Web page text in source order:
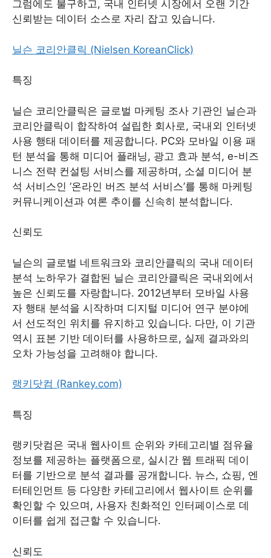
그럼에도 불구하고, 국내 인터넷 시장에서 오랜 기간
신뢰받는 데이터 소스로 자리 잡고 있습니다.
닐슨 코리안클릭 (Nielsen KoreanClick)
특징
닐슨 코리안클릭은 글로벌 마케팅 조사 기관인 닐슨과
코리안클릭이 합작하여 설립한 회사로, 국내외 인터넷
사용 행태 데이터를 제공합니다. PC와 모바일 이용 패
턴 분석을 통해 미디어 플래닝, 광고 효과 분석, e-비즈
니스 전략 컨설팅 서비스를 제공하며, 소셜 미디어 분
석 서비스인 ‘온라인 버즈 분석 서비스’를 통해 마케팅
커뮤니케이션과 여론 추이를 신속히 분석합니다.
신뢰도
닐슨의 글로벌 네트워크와 코리안클릭의 국내 데이터
분석 노하우가 결합된 닐슨 코리안클릭은 국내외에서
높은 신뢰도를 자랑합니다. 2012년부터 모바일 사용
자 행태 분석을 시작하며 디지털 미디어 연구 분야에
서 선도적인 위치를 유지하고 있습니다. 다만, 이 기관
역시 표본 기반 데이터를 사용하므로, 실제 결과와의
오차 가능성을 고려해야 합니다.
랭키닷컴 (Rankey.com)
특징
랭키닷컴은 국내 웹사이트 순위와 카테고리별 점유율
정보를 제공하는 플랫폼으로, 실시간 웹 트래픽 데이
터를 기반으로 분석 결과를 공개합니다. 뉴스, 쇼핑, 엔
터테인먼트 등 다양한 카테고리에서 웹사이트 순위를
확인할 수 있으며, 사용자 친화적인 인터페이스로 데
이터를 쉽게 접근할 수 있습니다.
신뢰도